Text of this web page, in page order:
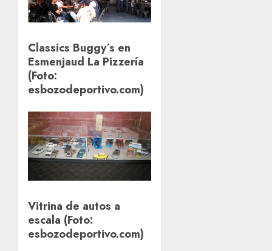
Classics Buggy´s en
Esmenjaud La Pizzería
(Foto:
esbozodeportivo.com)
Vitrina de autos a
escala (Foto:
esbozodeportivo.com)